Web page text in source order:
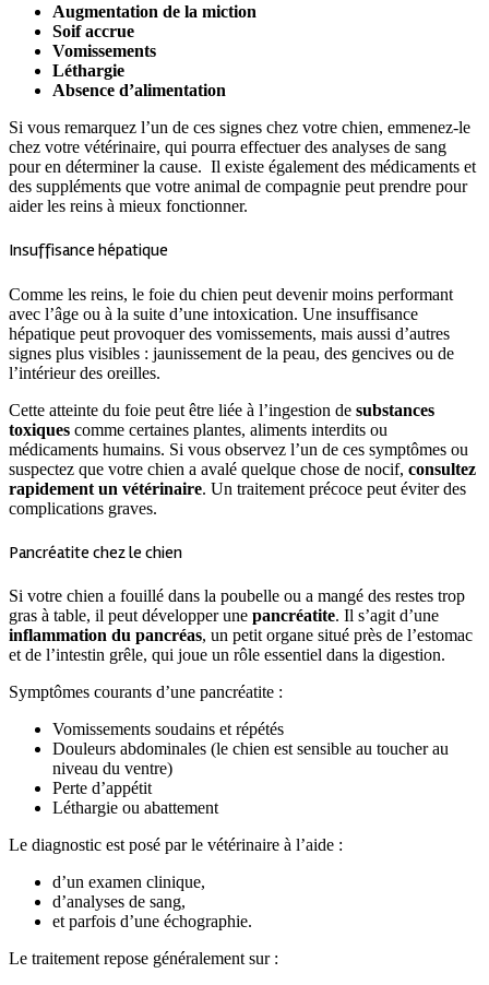
Augmentation de la miction
Soif accrue
Vomissements
Léthargie
Absence d’alimentation
Si vous remarquez l’un de ces signes chez votre chien, emmenez-le
chez votre vétérinaire, qui pourra effectuer des analyses de sang
pour en déterminer la cause. Il existe également des médicaments et
des suppléments que votre animal de compagnie peut prendre pour
aider les reins à mieux fonctionner.
Insuffisance hépatique
Comme les reins, le foie du chien peut devenir moins performant
avec l’âge ou à la suite d’une intoxication. Une insuffisance
hépatique peut provoquer des vomissements, mais aussi d’autres
signes plus visibles : jaunissement de la peau, des gencives ou de
l’intérieur des oreilles.
Cette atteinte du foie peut être liée à l’ingestion de substances
toxiques comme certaines plantes, aliments interdits ou
médicaments humains. Si vous observez l’un de ces symptômes ou
suspectez que votre chien a avalé quelque chose de nocif, consultez
rapidement un vétérinaire. Un traitement précoce peut éviter des
complications graves.
Pancréatite chez le chien
Si votre chien a fouillé dans la poubelle ou a mangé des restes trop
gras à table, il peut développer une pancréatite. Il s’agit d’une
inflammation du pancréas, un petit organe situé près de l’estomac
et de l’intestin grêle, qui joue un rôle essentiel dans la digestion.
Symptômes courants d’une pancréatite :
Vomissements soudains et répétés
Douleurs abdominales (le chien est sensible au toucher au
niveau du ventre)
Perte d’appétit
Léthargie ou abattement
Le diagnostic est posé par le vétérinaire à l’aide :
d’un examen clinique,
d’analyses de sang,
et parfois d’une échographie.
Le traitement repose généralement sur :